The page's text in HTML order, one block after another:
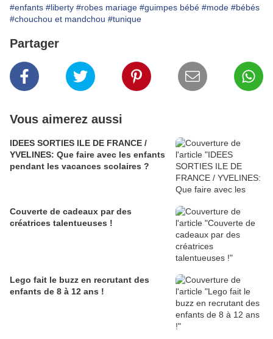
#enfants #liberty #robes mariage #guimpes bébé #mode #bébés
#chouchou et mandchou #tunique
Partager
Vous aimerez aussi
IDEES SORTIES ILE DE FRANCE /
YVELINES: Que faire avec les enfants
pendant les vacances scolaires ?
Couverte de cadeaux par des
créatrices talentueuses !
Lego fait le buzz en recrutant des
enfants de 8 à 12 ans !